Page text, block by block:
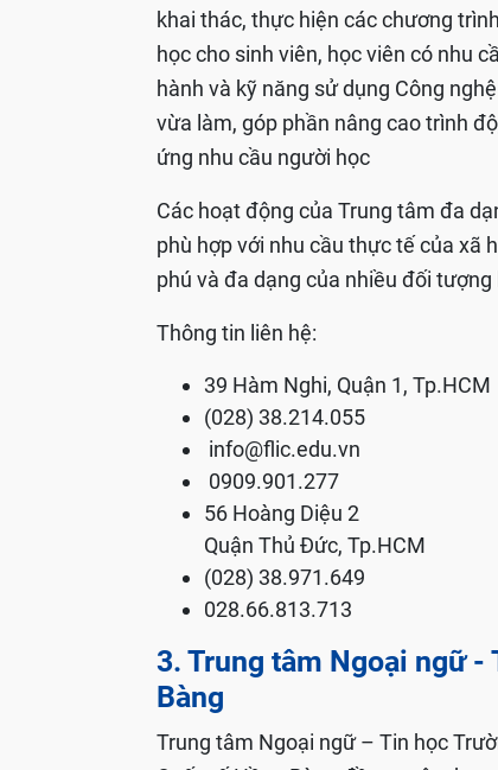
khai thác, thực hiện các chương
học cho sinh viên, học viên có nhu
hành và kỹ năng sử dụng Công
vừa làm, góp phần nâng cao trình
ứng nhu cầu người học
Các hoạt động của Trung tâm đa
phù hợp với nhu cầu thực tế của xã
phú và đa dạng của nhiều đối tượng
Thông tin liên hệ:
39 Hàm Nghi, Quận 1, Tp.HCM
(028) 38.214.055
info@flic.edu.vn
0909.901.277
56 Hoàng Diệu 2
Quận Thủ Đức, Tp.HCM
(028) 38.971.649
028.66.813.713
3. Trung tâm Ngoại ngữ
Bàng
Trung tâm Ngoại ngữ – Tin học